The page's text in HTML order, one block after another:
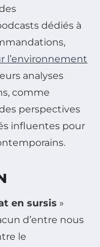
dédiés à
l’environnement
analyses
comme
perspectives
influentes pour
en sursis »
d’entre nous
le